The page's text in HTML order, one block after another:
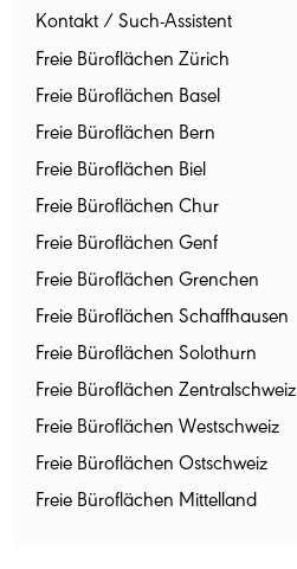
Kontakt / Such-Assistent
Freie Büroflächen Zürich
Freie Büroflächen Basel
Freie Büroflächen Bern
Freie Büroflächen Biel
Freie Büroflächen Chur
Freie Büroflächen Genf
Freie Büroflächen Grenchen
Freie Büroflächen Schaffhausen
Freie Büroflächen Solothurn
Freie Büroflächen Zentralschweiz
Freie Büroflächen Westschweiz
Freie Büroflächen Ostschweiz
Freie Büroflächen Mittelland